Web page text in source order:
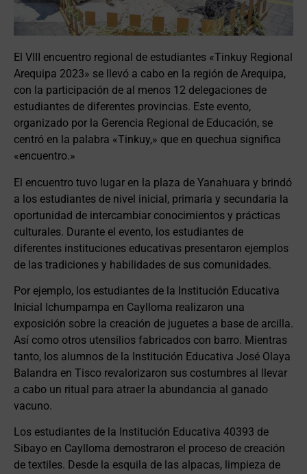
El VIII encuentro regional de estudiantes «Tinkuy Regional
Arequipa 2023» se llevó a cabo en la región de Arequipa,
con la participación de al menos 12 delegaciones de
estudiantes de diferentes provincias. Este evento,
organizado por la Gerencia Regional de Educación, se
centró en la palabra «Tinkuy,» que en quechua significa
«encuentro.»
El encuentro tuvo lugar en la plaza de Yanahuara y brindó
a los estudiantes de nivel inicial, primaria y secundaria la
oportunidad de intercambiar conocimientos y prácticas
culturales. Durante el evento, los estudiantes de
diferentes instituciones educativas presentaron ejemplos
de las tradiciones y habilidades de sus comunidades.
Por ejemplo, los estudiantes de la Institución Educativa
Inicial Ichumpampa en Caylloma realizaron una
exposición sobre la creación de juguetes a base de arcilla.
Así como otros utensilios fabricados con barro. Mientras
tanto, los alumnos de la Institución Educativa José Olaya
Balandra en Tisco revalorizaron sus costumbres al llevar
a cabo un ritual para atraer la abundancia al ganado
vacuno.
Los estudiantes de la Institución Educativa 40393 de
Sibayo en Caylloma demostraron el proceso de creación
de textiles. Desde la esquila de las alpacas, limpieza de